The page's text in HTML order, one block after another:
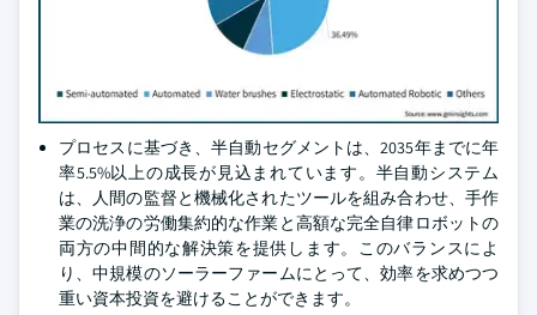
プロセスに基づき、半自動セグメントは、2035年までに年
率5.5%以上の成長が見込まれています。半自動システム
は、人間の監督と機械化されたツールを組み合わせ、手作
業の洗浄の労働集約的な作業と高額な完全自律ロボットの
両方の中間的な解決策を提供します。このバランスによ
り、中規模のソーラーファームにとって、効率を求めつつ
重い資本投資を避けることができます。